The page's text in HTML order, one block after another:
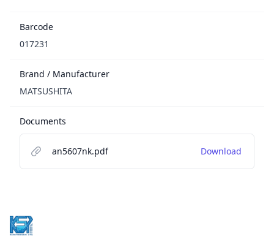
Barcode
017231
Brand / Manufacturer
MATSUSHITA
Documents
an5607nk.pdf Download